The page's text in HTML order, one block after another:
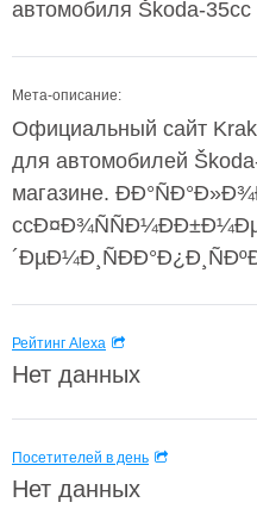
автомобиля Škoda-35cc
Мета-описание:
Официальный сайт
для автомобилей
магазине.
Рейтинг Alexa
Нет данных
Посетителей в день
Нет данных